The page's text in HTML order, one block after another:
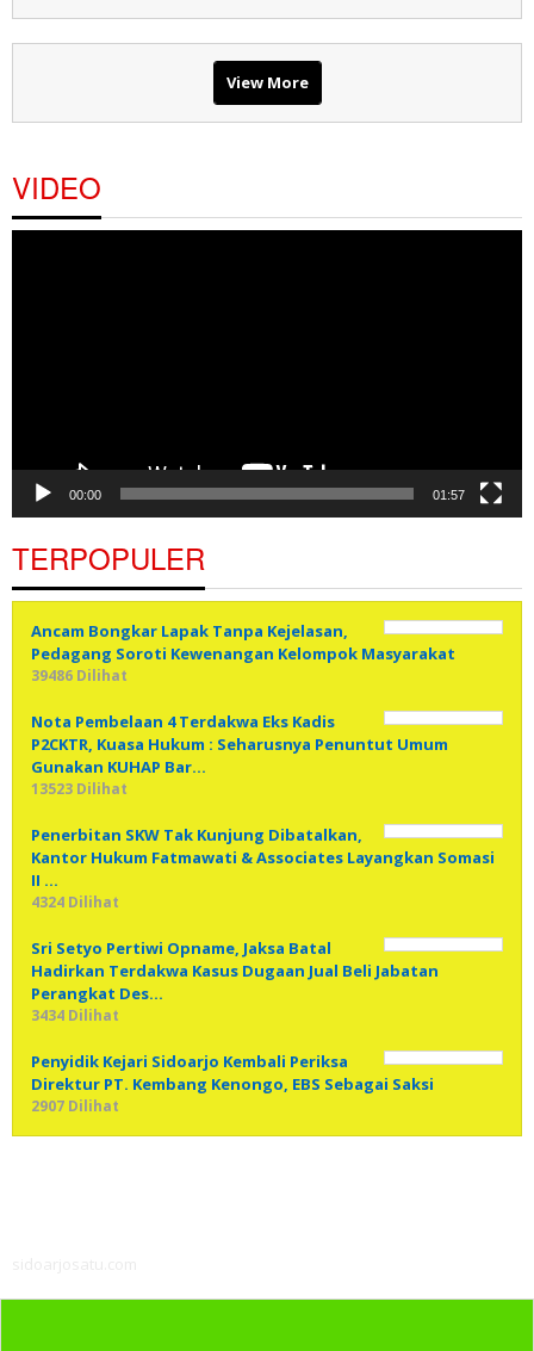
View More
VIDEO
00:00 01:57
TERPOPULER
Ancam Bongkar Lapak Tanpa Kejelasan,
Pedagang Soroti Kewenangan Kelompok Masyarakat
39486 Dilihat
Nota Pembelaan 4 Terdakwa Eks Kadis
P2CKTR, Kuasa Hukum : Seharusnya Penuntut Umum
Gunakan KUHAP Bar…
13523 Dilihat
Penerbitan SKW Tak Kunjung Dibatalkan,
Kantor Hukum Fatmawati & Associates Layangkan Somasi
II …
4324 Dilihat
Sri Setyo Pertiwi Opname, Jaksa Batal
Hadirkan Terdakwa Kasus Dugaan Jual Beli Jabatan
Perangkat Des…
3434 Dilihat
Penyidik Kejari Sidoarjo Kembali Periksa
Direktur PT. Kembang Kenongo, EBS Sebagai Saksi
2907 Dilihat